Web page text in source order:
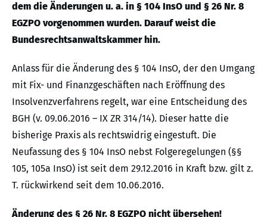
dem die Änderungen u. a. in § 104 InsO und § 26 Nr. 8
EGZPO vorgenommen wurden. Darauf weist die
Bundesrechtsanwaltskammer hin.
Anlass für die Änderung des § 104 InsO, der den Umgang
mit Fix- und Finanzgeschäften nach Eröffnung des
Insolvenzverfahrens regelt, war eine Entscheidung des
BGH (v. 09.06.2016 – IX ZR 314/14). Dieser hatte die
bisherige Praxis als rechtswidrig eingestuft. Die
Neufassung des § 104 InsO nebst Folgeregelungen (§§
105, 105a InsO) ist seit dem 29.12.2016 in Kraft bzw. gilt z.
T. rückwirkend seit dem 10.06.2016.
Änderung des § 26 Nr. 8 EGZPO nicht übersehen!